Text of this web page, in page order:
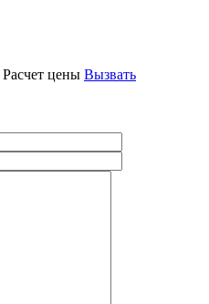
Расчет цены Вызвать